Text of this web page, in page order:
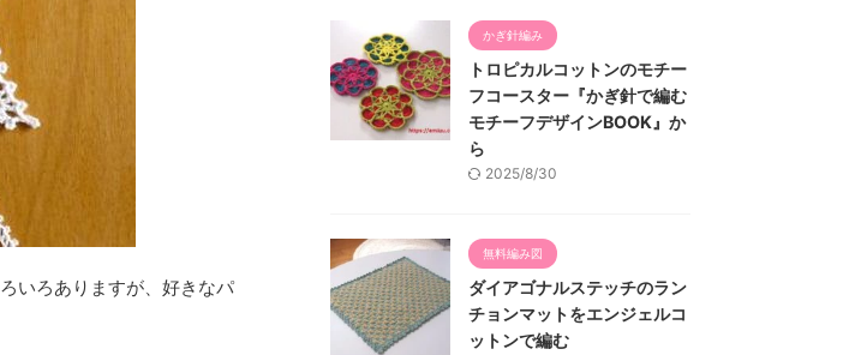
いろありますが、好きなパ
かぎ針編み
トロピカルコットンのモチー
フコースター『かぎ針で編む
モチーフデザインBOOK』か
ら
2025/8/30
無料編み図
ダイアゴナルステッチのラン
チョンマットをエンジェルコ
ットンで編む